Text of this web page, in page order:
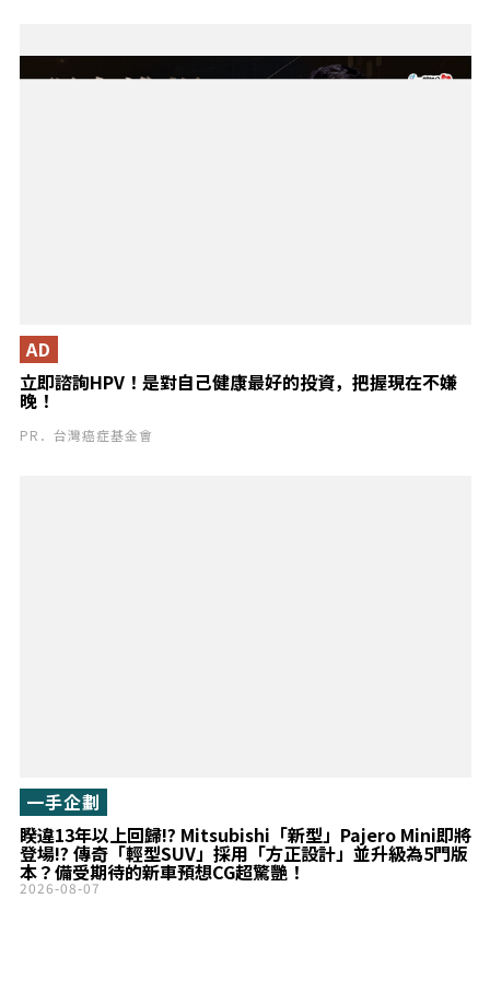
立即諮詢HPV！是對自己健康最好的投資，把握現在不嫌
晚！
AD
PR．台灣癌症基金會
睽違13年以上回歸!? Mitsubishi「新型」Pajero Mini即將
登場!? 傳奇「輕型SUV」採用「方正設計」並升級為5門版
本？備受期待的新車預想CG超驚艷！
一手企劃
2026-08-07